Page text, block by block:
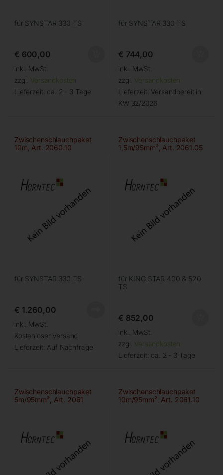
für SYNSTAR 330 TS
€ 600,00
inkl. MwSt.
zzgl. Versandkosten
Lieferzeit: ca. 2 - 3 Tage
für SYNSTAR 330 TS
€ 744,00
inkl. MwSt.
zzgl. Versandkosten
Lieferzeit: Versandbereit in
KW 32/2026
Zwischenschlauchpaket
10m, Art. 2060.10
für SYNSTAR 330 TS
€ 1.260,00
inkl. MwSt.
Kostenloser Versand
Lieferzeit: Auf Nachfrage
Zwischenschlauchpaket
1,5m/95mm², Art. 2061.05
für KING STAR 400 & 520
TS
€ 852,00
inkl. MwSt.
zzgl. Versandkosten
Lieferzeit: ca. 2 - 3 Tage
Zwischenschlauchpaket
5m/95mm², Art. 2061
Zwischenschlauchpaket
10m/95mm², Art. 2061.10